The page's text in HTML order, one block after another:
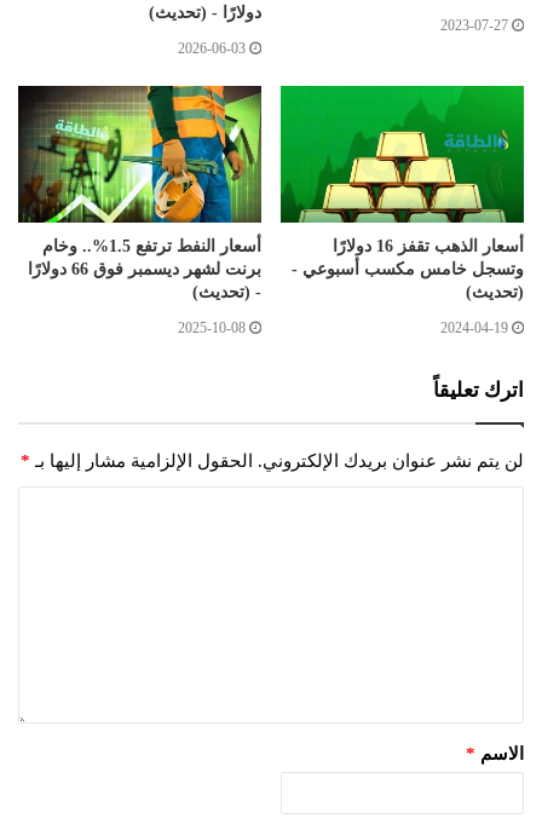
2023-07-27
دولارًا - (تحديث)
2026-06-03
أسعار الذهب تقفز 16 دولارًا
وتسجل خامس مكسب أسبوعي -
(تحديث)
2024-04-19
أسعار النفط ترتفع 1.5%.. وخام
برنت لشهر ديسمبر فوق 66 دولارًا
- (تحديث)
2025-10-08
اترك تعليقاً
لن يتم نشر عنوان بريدك الإلكتروني. الحقول الإلزامية مشار إليها بـ *
الاسم *